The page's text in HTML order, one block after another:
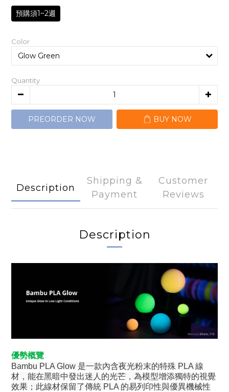
預購須1~2週
Color
Quantity
PREORDER NOW BUY NOW
Description
Shipping &
Payment
Customer
Reviews
Description
優勢概覽
Bambu PLA Glow 是一款內含夜光粉末的特殊 PLA 線
材，能在黑暗中發出迷人的光芒，為模型增添獨特的視覺
效果；此線材保留了傳統 PLA 的易列印性與優異機械性